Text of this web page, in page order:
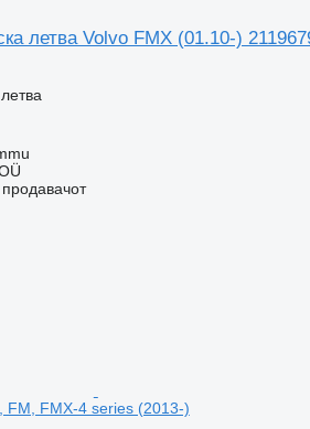
летва Volvo FMX (01.10-)
продавачот
FM, FMX-4 series (2013-)